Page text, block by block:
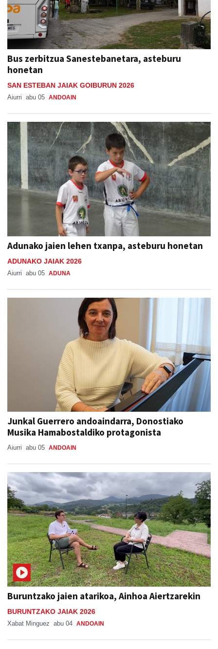
Bus zerbitzua Sanestebanetara, asteburu
honetan
SAN ESTEBAN JAIAK GOIBURUN 2026
Aiurri abu 05 ANDOAIN
Adunako jaien lehen txanpa, asteburu honetan
ADUNAKO JAIAK 2026
Aiurri abu 05 ADUNA
Junkal Guerrero andoaindarra, Donostiako
Musika Hamabostaldiko protagonista
Aiurri abu 05 ANDOAIN
Buruntzako jaien atarikoa, Ainhoa Aiertzarekin
BURUNTZAKO JAIAK 2026
Xabat Minguez abu 04 ANDOAIN